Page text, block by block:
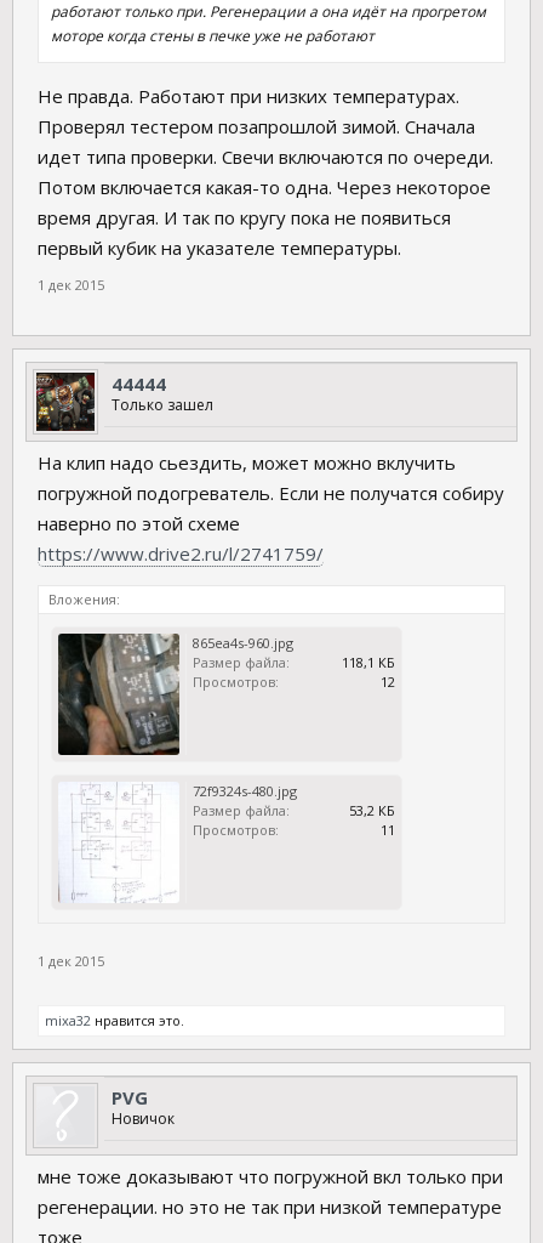
работают только при. Регенерации а она идёт на прогретом
моторе когда стены в печке уже не работают
Не правда. Работают при низких температурах.
Проверял тестером позапрошлой зимой. Сначала
идет типа проверки. Свечи включаются по очереди.
Потом включается какая-то одна. Через некоторое
время другая. И так по кругу пока не появиться
первый кубик на указателе температуры.
1 дек 2015
44444
Только зашел
На клип надо сьездить, может можно вклучить
погружной подогреватель. Если не получатся собиру
наверно по этой схеме
https://www.drive2.ru/l/2741759/
Вложения:
865ea4s-960.jpg
Размер файла:
118,1 КБ
Просмотров:
12
72f9324s-480.jpg
Размер файла:
53,2 КБ
Просмотров:
11
1 дек 2015
mixa32 нравится это.
PVG
Новичок
мне тоже доказывают что погружной вкл только при
регенерации. но это не так при низкой температуре
тоже